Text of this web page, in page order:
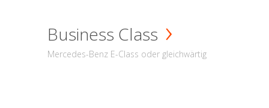
Business Class
Mercedes-Benz E-Class oder gleichwärtig